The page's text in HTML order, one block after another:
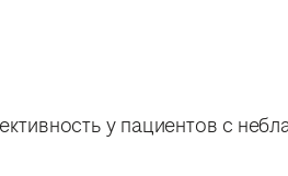
у пациентов с